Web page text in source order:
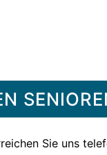
Sie uns